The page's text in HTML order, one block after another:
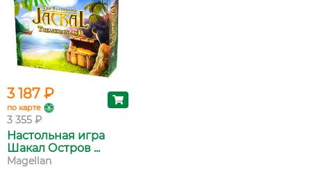
3 187 ₽
по карте
3 355 ₽
Настольная игра
Шакал Остров ...
Magellan